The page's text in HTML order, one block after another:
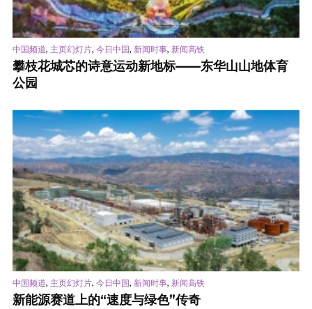
中国频道, 主页幻灯片, 今日中国, 新闻时事, 新闻高铁
攀枝花城芯的诗意运动新地标——东华山山地体育
公园
中国频道, 主页幻灯片, 今日中国, 新闻时事, 新闻高铁
新能源赛道上的“速度与绿色”传奇